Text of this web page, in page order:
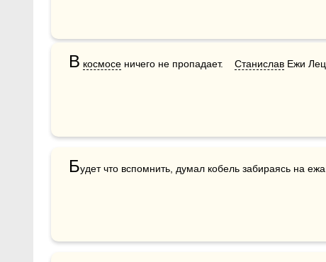
В космосе ничего не пропадает. Станислав Ежи Лец
Будет что вспомнить, думал кобель забираясь на ежа.